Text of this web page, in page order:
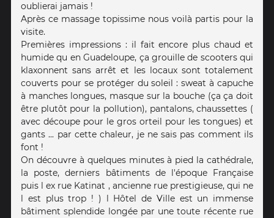
oublierai jamais !
Après ce massage topissime nous voilà partis pour la
visite.
Premières impressions : il fait encore plus chaud et
humide qu en Guadeloupe, ça grouille de scooters qui
klaxonnent sans arrêt et les locaux sont totalement
couverts pour se protéger du soleil : sweat à capuche
à manches longues, masque sur la bouche (ça ça doit
être plutôt pour la pollution), pantalons, chaussettes (
avec découpe pour le gros orteil pour les tongues) et
gants ... par cette chaleur, je ne sais pas comment ils
font !
On découvre à quelques minutes à pied la cathédrale,
la poste, derniers bâtiments de l'époque Française
puis l ex rue Katinat , ancienne rue prestigieuse, qui ne
l est plus trop ! ) l Hôtel de Ville est un immense
bâtiment splendide longée par une toute récente rue